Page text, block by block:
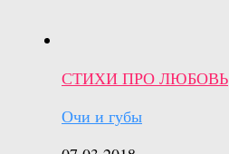
СТИХИ ПРО ЛЮБОВЬ
Очи и губы